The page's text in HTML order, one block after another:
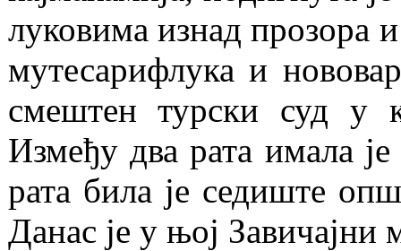
луковима изнад прозора и
мутесарифлука и
смештен турски суд у
Између два рата имала
рата била је седиште
Данас је у њој Завичајни